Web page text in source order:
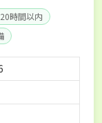
時間以内